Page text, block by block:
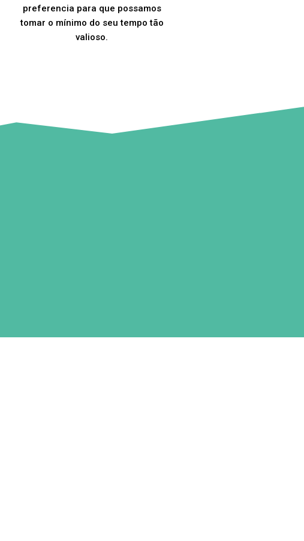
preferencia para que possamos
tomar o mínimo do seu tempo tão
valioso.